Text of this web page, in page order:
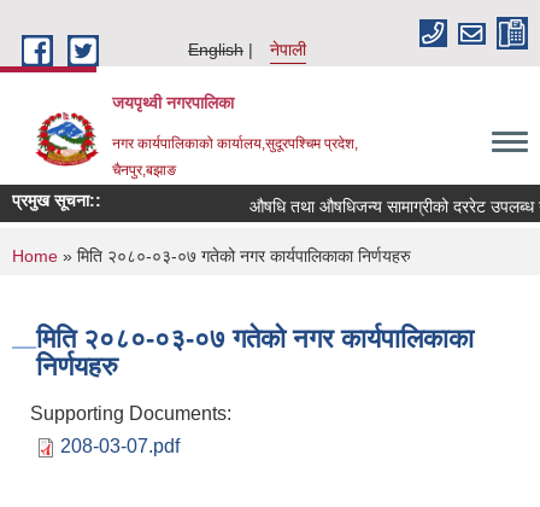
English
नेपाली
जयपृथ्वी नगरपालिका
नगर कार्यपालिकाको कार्यालय,सुदूरपश्चिम प्रदेश,
चैनपुर,बझाङ
प्रमुख सूचना:: औषधि तथा औषधिजन्य सामाग्रीको दररेट उपलब्ध
You are here
Home » मिति २०८०-०३-०७ गतेको नगर कार्यपालिकाका निर्णयहरु
मिति २०८०-०३-०७ गतेको नगर कार्यपालिकाका
निर्णयहरु
Supporting Documents:
208-03-07.pdf